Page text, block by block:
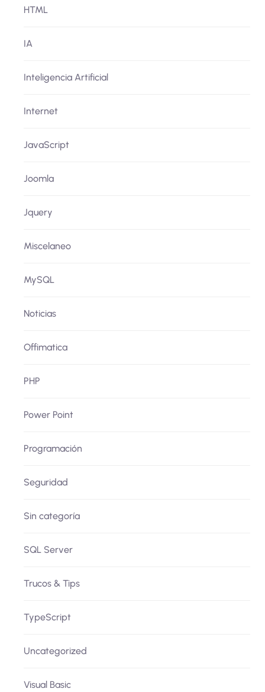
HTML
IA
Inteligencia Artificial
Internet
JavaScript
Joomla
Jquery
Miscelaneo
MySQL
Noticias
Offimatica
PHP
Power Point
Programación
Seguridad
Sin categoría
SQL Server
Trucos & Tips
TypeScript
Uncategorized
Visual Basic